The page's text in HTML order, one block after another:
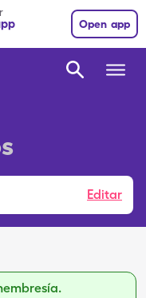
Open app
Editar